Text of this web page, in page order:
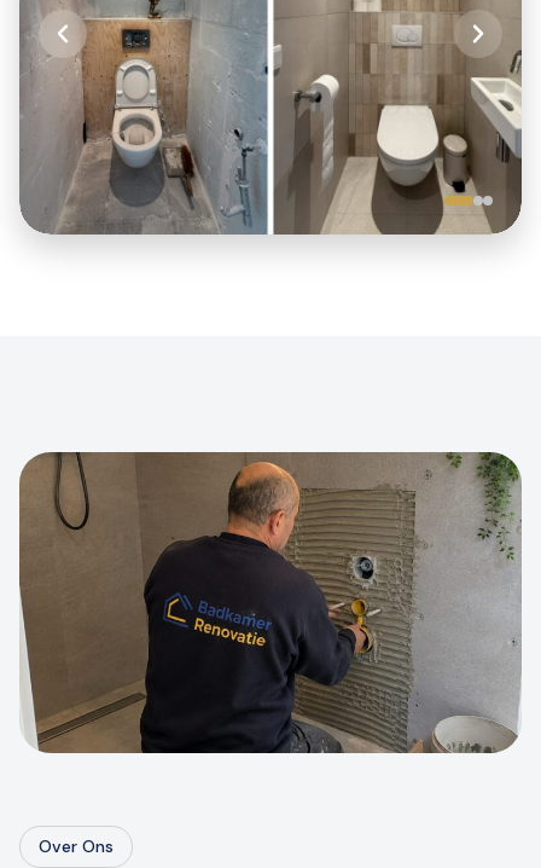
Over Ons